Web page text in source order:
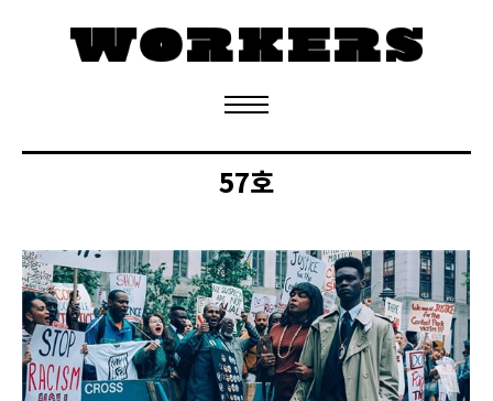
정기구독 신청
57호